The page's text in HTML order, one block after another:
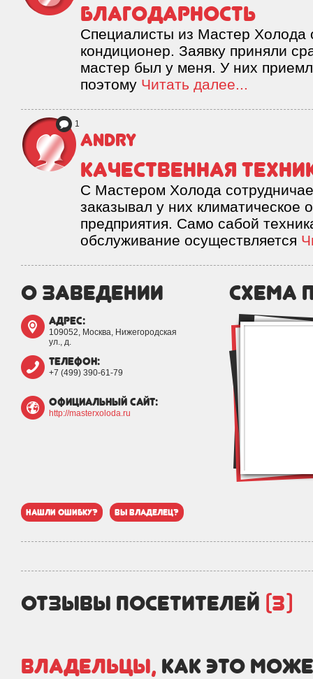
Благодарность
Специалисты из Мастер Холода
кондиционер. Заявку приняли
мастер был у меня. У них
поэтому Читать далее...
1
Andry
Качественная
С Мастером Холода
заказывал у них климатическое
предприятия. Само сабой
обслуживание осуществляется
о заведении
адрес:
109052, Москва, Нижегородская
ул., д.
телефон:
+7 (499) 390-61-79
официальный сайт:
http://masterxoloda.ru
схема
нашли ошибку? вы владелец?
отзывы посетителей (3)
Владельцы, как это